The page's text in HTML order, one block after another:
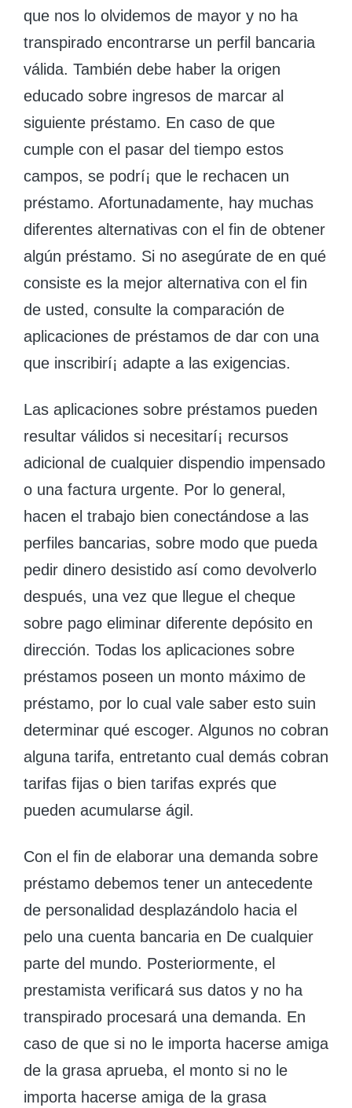
que nos lo olvidemos de mayor y no ha
transpirado encontrarse un perfil bancaria
válida. También debe haber la origen
educado sobre ingresos de marcar al
siguiente préstamo. En caso de que
cumple con el pasar del tiempo estos
campos, se podrí¡ que le rechacen un
préstamo. Afortunadamente, hay muchas
diferentes alternativas con el fin de obtener
algún préstamo. Si no asegúrate de en qué
consiste es la mejor alternativa con el fin
de usted, consulte la comparación de
aplicaciones de préstamos de dar con una
que inscribirí¡ adapte a las exigencias.
Las aplicaciones sobre préstamos pueden
resultar válidos si necesitarí¡ recursos
adicional de cualquier dispendio impensado
o una factura urgente. Por lo general,
hacen el trabajo bien conectándose a las
perfiles bancarias, sobre modo que pueda
pedir dinero desistido así­ como devolverlo
después, una vez que llegue el cheque
sobre pago eliminar diferente depósito en
dirección. Todas los aplicaciones sobre
préstamos poseen un monto máximo de
préstamo, por lo cual vale saber esto suin
determinar qué escoger. Algunos no cobran
alguna tarifa, entretanto cual demás cobran
tarifas fijas o bien tarifas exprés que
pueden acumularse ágil.
Con el fin de elaborar una demanda sobre
préstamo debemos tener un antecedente
de personalidad desplazándolo hacia el
pelo una cuenta bancaria en De cualquier
parte del mundo. Posteriormente, el
prestamista verificará sus datos y no ha
transpirado procesará una demanda. En
caso de que si no le importa hacerse amiga
de la grasa aprueba, el monto si no le
importa hacerse amiga de la grasa